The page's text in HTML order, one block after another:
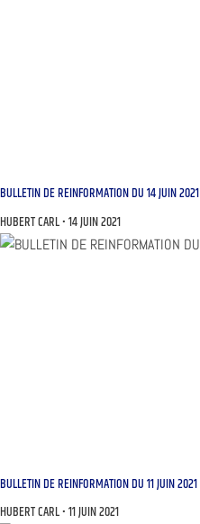
BULLETIN DE REINFORMATION DU 14 JUIN 2021
HUBERT CARL 14 JUIN 2021
BULLETIN DE REINFORMATION DU 11 JUIN 2021
HUBERT CARL 11 JUIN 2021